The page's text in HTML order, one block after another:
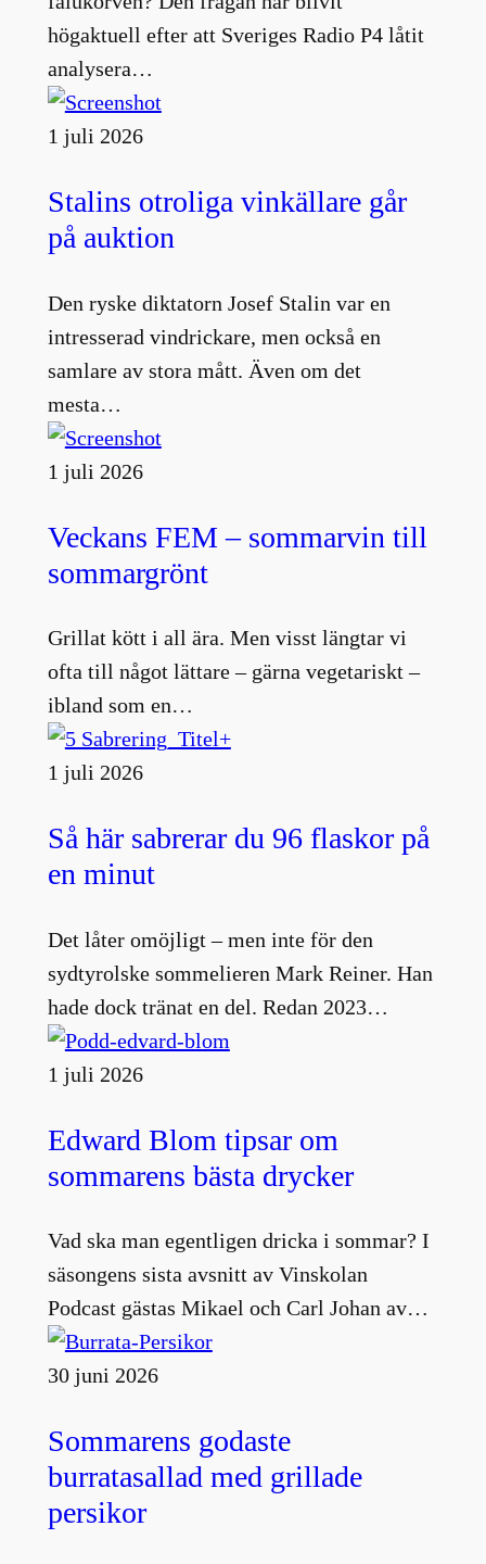
högaktuell efter att Sveriges Radio P4 låtit
analysera…
1 juli 2026
Stalins otroliga vinkällare går
på auktion
Den ryske diktatorn Josef Stalin var en
intresserad vindrickare, men också en
samlare av stora mått. Även om det
mesta…
1 juli 2026
Veckans FEM – sommarvin till
sommargrönt
Grillat kött i all ära. Men visst längtar vi
ofta till något lättare – gärna vegetariskt –
ibland som en…
1 juli 2026
Så här sabrerar du 96 flaskor på
en minut
Det låter omöjligt – men inte för den
sydtyrolske sommelieren Mark Reiner. Han
hade dock tränat en del. Redan 2023…
1 juli 2026
Edward Blom tipsar om
sommarens bästa drycker
Vad ska man egentligen dricka i sommar? I
säsongens sista avsnitt av Vinskolan
Podcast gästas Mikael och Carl Johan av…
30 juni 2026
Sommarens godaste
burratasallad med grillade
persikor